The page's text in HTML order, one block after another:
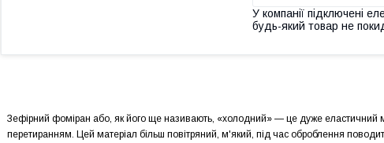
У компанії підключені
будь-який товар не
Зефірний фоміран або, як його ще називають, «холодний» — це дуже еластичний
перетиранням. Цей матеріал більш повітряний, м'який, під час оброблення